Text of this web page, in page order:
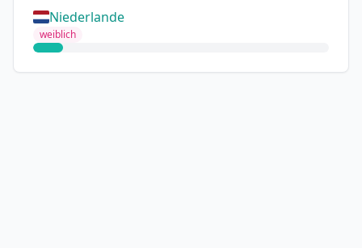
Niederlande
weiblich